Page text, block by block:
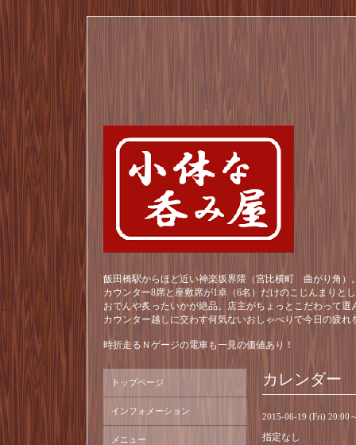
飯田橋駅からほど近い神楽坂界隈（宮比横町 曲がり角）
カウンター8席と座敷席が1卓（6名）だけのこじんまりと
おでんや炙ったいかが絶品。店主がちょっとこだわって
カウンター越しに交わす何気ないおしゃべりで今日の疲れ
時折走るＮゲージの電車も一見の価値あり！
カレンダー
2015-06-19 (Fri) 20:00
指定なし
トップページ
インフォメーション
メニュー